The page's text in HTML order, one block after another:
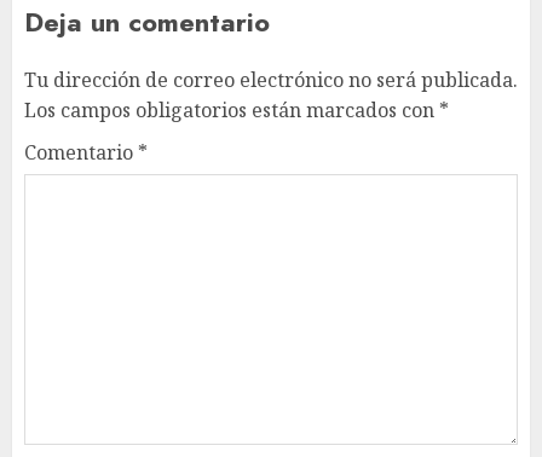
Deja un comentario
Tu dirección de correo electrónico no será publicada.
Los campos obligatorios están marcados con *
Comentario *